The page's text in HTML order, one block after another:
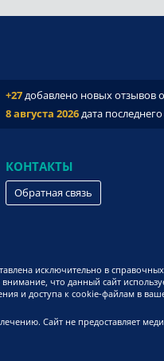
+27добавлено новых отзывов
8 августа 2026дата
КОНТАКТЫ
Обратная связь
исключительно в
что данный сайт
и доступа к cookie-файлам в
Сайт не предоставляет